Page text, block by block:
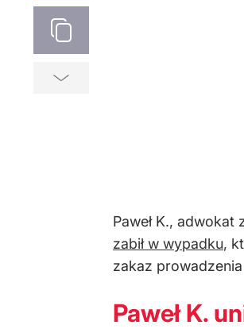
Paweł K.,
zabił w wypadku,
zakaz
Paweł K.